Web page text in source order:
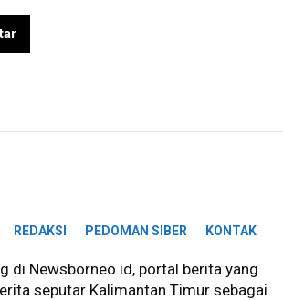
REDAKSI PEDOMAN SIBER KONTAK
di Newsborneo.id, portal berita yang
seputar Kalimantan Timur sebagai